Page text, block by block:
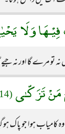
وَلَا
تو مرے گا اور نہ
مَنْ تَزَكّـٰى(14)
ہوا جو پاک ہو